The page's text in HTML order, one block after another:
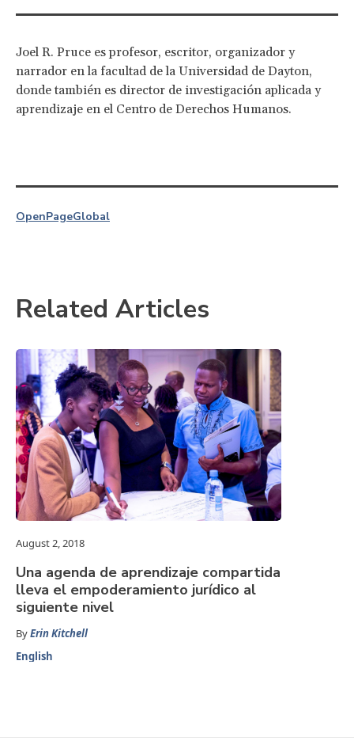
Joel R. Pruce es profesor, escritor, organizador y
narrador en la facultad de la Universidad de Dayton,
donde también es director de investigación aplicada y
aprendizaje en el Centro de Derechos Humanos.
OpenPageGlobal
Related Articles
August 2, 2018
Una agenda de aprendizaje compartida
lleva el empoderamiento jurídico al
siguiente nivel
ByErin Kitchell
English